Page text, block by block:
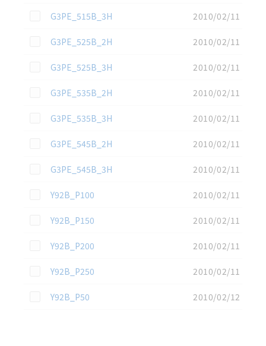
この資料を選択
G3PE_515B_3H
2010/02/11
この資料を選択
G3PE_525B_2H
2010/02/11
この資料を選択
G3PE_525B_3H
2010/02/11
この資料を選択
G3PE_535B_2H
2010/02/11
この資料を選択
G3PE_535B_3H
2010/02/11
この資料を選択
G3PE_545B_2H
2010/02/11
この資料を選択
G3PE_545B_3H
2010/02/11
この資料を選択
Y92B_P100
2010/02/11
この資料を選択
Y92B_P150
2010/02/11
この資料を選択
Y92B_P200
2010/02/11
この資料を選択
Y92B_P250
2010/02/11
この資料を選択
Y92B_P50 2010/02/12